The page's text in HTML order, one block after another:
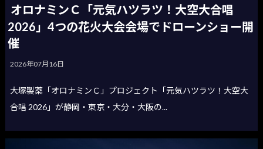
オロナミンＣ「元気ハツラツ！大空大合唱
2026」4つの花火大会会場でドローンショー開
催
2026年07月16日
大塚製薬「オロナミンＣ」プロジェクト「元気ハツラツ！大空大
合唱 2026」が静岡・東京・大分・大阪の...